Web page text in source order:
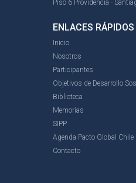
Piso 6 Providencia -
ENLACES RÁPIDOS
Inicio
Nosotros
Participantes
Objetivos de Desarrollo
Biblioteca
Memorias
SIPP
Agenda Pacto Global Chile
Contacto